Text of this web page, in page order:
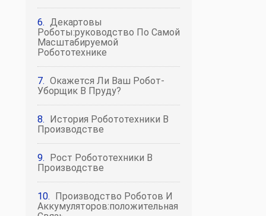
Декартовы
Роботы:руководство По Самой
Масштабируемой
Робототехнике
Окажется Ли Ваш Робот-
Уборщик В Пруду?
История Робототехники В
Производстве
Рост Робототехники В
Производстве
Производство Роботов И
Аккумуляторов:положительная